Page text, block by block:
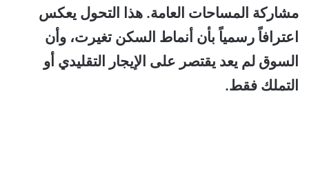
مشاركة المساحات العامة. هذا التحول يعكس
اعترافاً رسمياً بأن أنماط السكن تغيرت، وأن
السوق لم يعد يقتصر على الإيجار التقليدي أو
التملك فقط.